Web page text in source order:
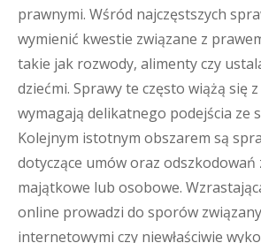
prawnymi. Wśród najczęstszych
wymienić kwestie związane z
takie jak rozwody, alimenty czy
dziećmi. Sprawy te często wiążą się
wymagają delikatnego podejścia ze
Kolejnym istotnym obszarem są
dotyczące umów oraz odszkodowań
majątkowe lub osobowe.
online prowadzi do sporów
internetowymi czy niewłaściwie